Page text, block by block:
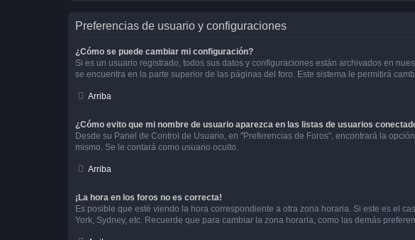
Preferencias de usuario y configuraciones
¿Cómo se puede cambiar mi configuración?
Si es un usuario registrado, todos sus datos y configuraciones están archivados en
se encuentra en la parte superior de las páginas del foro. Este sistema le permitirá
Arriba
¿Cómo evito que mi nombre de usuario aparezca en las listas de usuarios
Desde su Panel de Control de Usuario, en "Preferencias de Foros", encontrará la opción
mismo. Se le contará como usuario oculto.
Arriba
¡La hora en los foros no es correcta!
Es posible que esté viendo la hora correspondiente a otra zona horaria. Si este es el
York, Sydney, etc. Recuerde que para cambiar la zona horaria, como las demás